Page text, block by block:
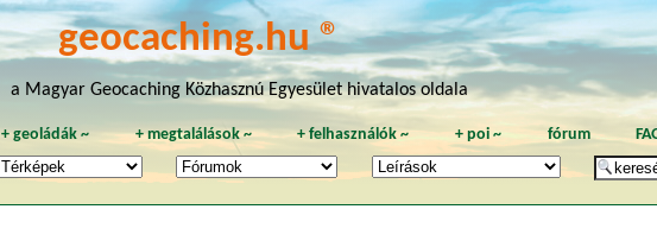
geocaching.hu ®
a Magyar Geocaching Közhasznú Egyesület hivatalos oldala
+geoládák ~ +megtalálások~ +felhasználók ~ + poi~ fórum